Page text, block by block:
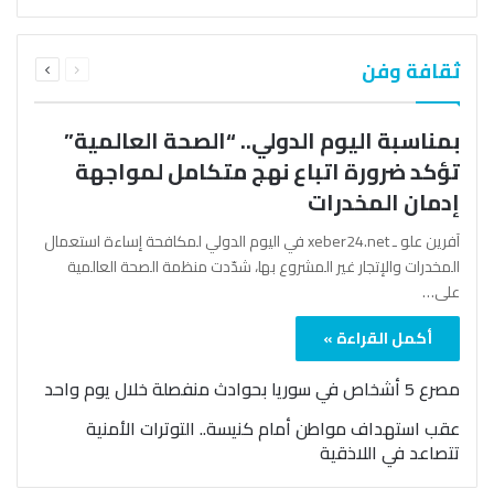
ثقافة وفن الصفحةالصفحة
بمناسبة اليوم الدولي.. “الصحة العالمية”
تؤكد ضرورة اتباع نهج متكامل لمواجهة
إدمان المخدرات
آفرين علو ـ xeber24.net في اليوم الدولي لمكافحة إساءة استعمال
المخدرات والإتجار غير المشروع بها، شدّدت منظمة الصحة العالمية
على…
أكمل القراءة »
مصرع 5 أشخاص في سوريا بحوادث منفصلة خلال يوم واحد
عقب استهداف مواطن أمام كنيسة.. التوترات الأمنية
تتصاعد في اللاذقية